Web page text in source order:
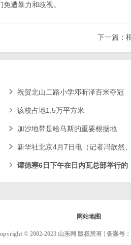
遭暴力和歧视。
下一篇：
祝贺北山二路小学邓昕泽百米夺冠
该校占地1.5万平方米
加沙地带是哈马斯的重要根据地
新华社北京4月7日电（记者冯歆然
谭德塞6日下午在日内瓦总部举行的
网站地图
© 2002-2023 山东网 版权所有 | 备案号：